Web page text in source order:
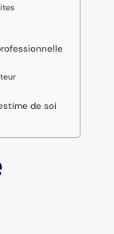
de soi